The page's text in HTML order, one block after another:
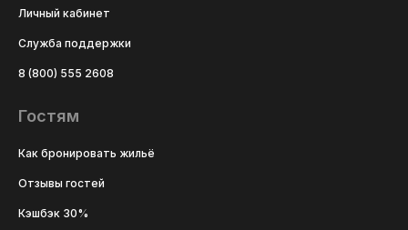
Личный кабинет
Служба поддержки
8 (800) 555 2608
Гостям
Как бронировать жильё
Отзывы гостей
Кэшбэк 30%